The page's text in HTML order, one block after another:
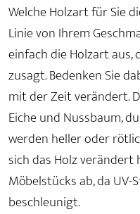
Welche Holzart für Sie
Linie von Ihrem
einfach die Holzart
zusagt. Bedenken Sie
mit der Zeit verändert.
Eiche und Nussbaum,
werden heller oder
sich das Holz
Möbelstücks ab, da
beschleunigt.